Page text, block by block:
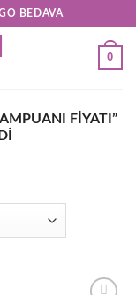
BEDAVA
0
FIYATI”